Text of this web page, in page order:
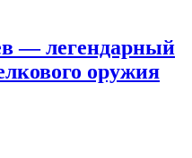
— легендарный
оружия